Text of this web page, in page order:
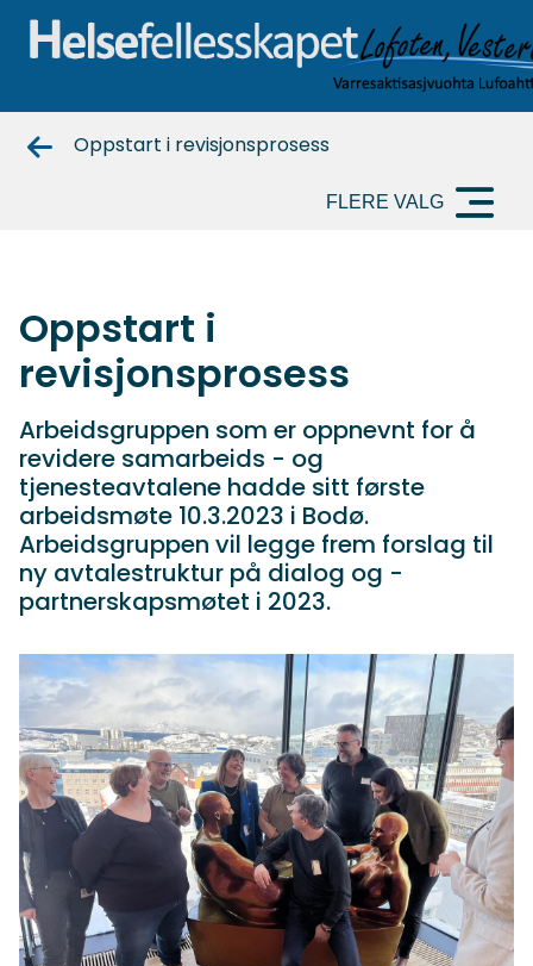
Helsefellesskapet-
Oppstart i revisjonsprosess
FLERE VALG
Oppstart i
revisjonsprosess
Arbeidsgruppen som er oppnevnt for å
revidere samarbeids - og
tjenesteavtalene hadde sitt første
arbeidsmøte 10.3.2023 i Bodø.
Arbeidsgruppen vil legge frem forslag til
ny avtalestruktur på dialog og -
partnerskapsmøtet i 2023.